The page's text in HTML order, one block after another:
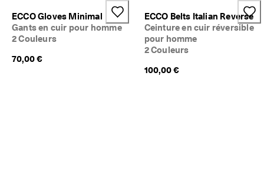
ECCO Gloves Minimal
Gants en cuir pour homme
2 Couleurs
70,00 €
ECCO Belts Italian Reverse
Ceinture en cuir réversible
pour homme
2 Couleurs
100,00 €